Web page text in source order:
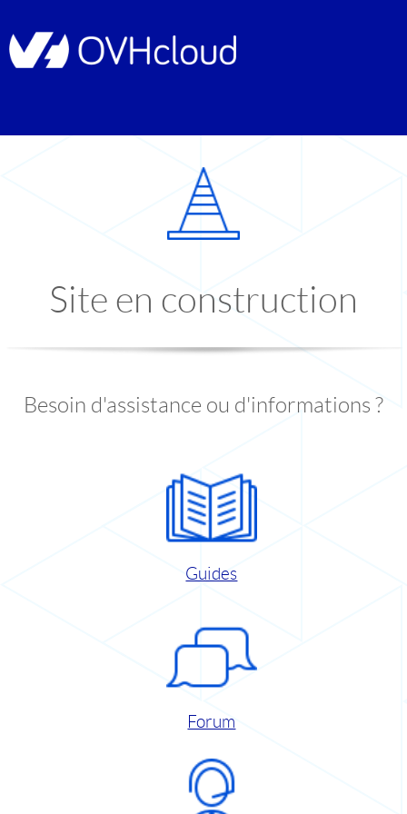
Site en construction
Besoin d'assistance ou d'informations ?
Guides
Forum